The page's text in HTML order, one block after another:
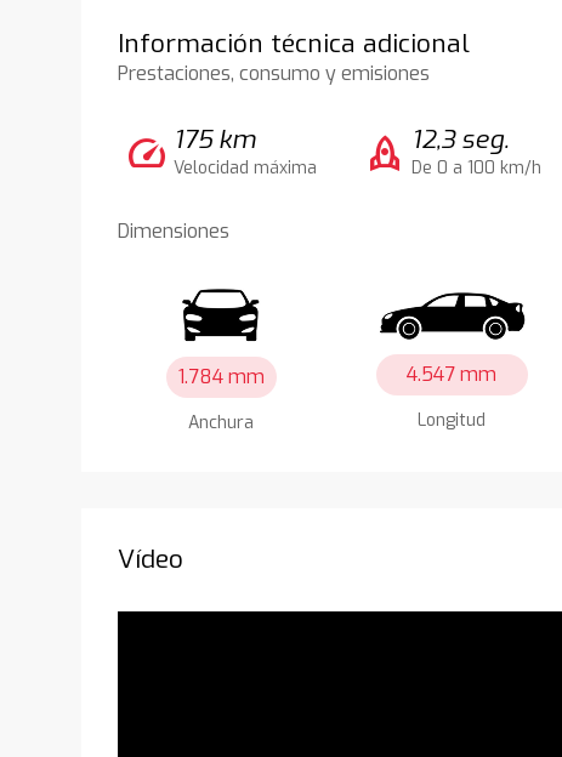
Información técnica adicional
Prestaciones, consumo y emisiones
speed 175 km
Velocidad máxima rocket 12,3 seg.
De 0 a 100 km/h
Dimensiones
1.784 mm
Anchura
4.547 mm
Longitud
Vídeo